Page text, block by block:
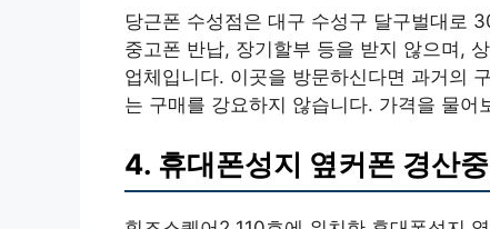
당근폰 수성점은 대구 수성구 달구벌대로
중고폰 반납, 장기할부 등을 받지 않으며,
업체입니다. 이곳을 방문하신다면 과거의
는 구매를 강요하지 않습니다. 가격을 물어
4. 휴대폰성지 옆커폰 경산